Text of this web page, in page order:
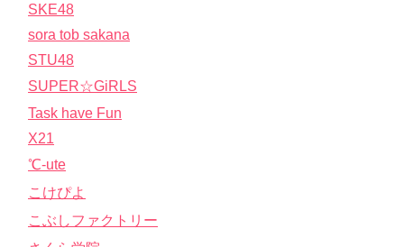
SKE48
sora tob sakana
STU48
SUPER☆GiRLS
Task have Fun
X21
℃-ute
こけぴよ
こぶしファクトリー